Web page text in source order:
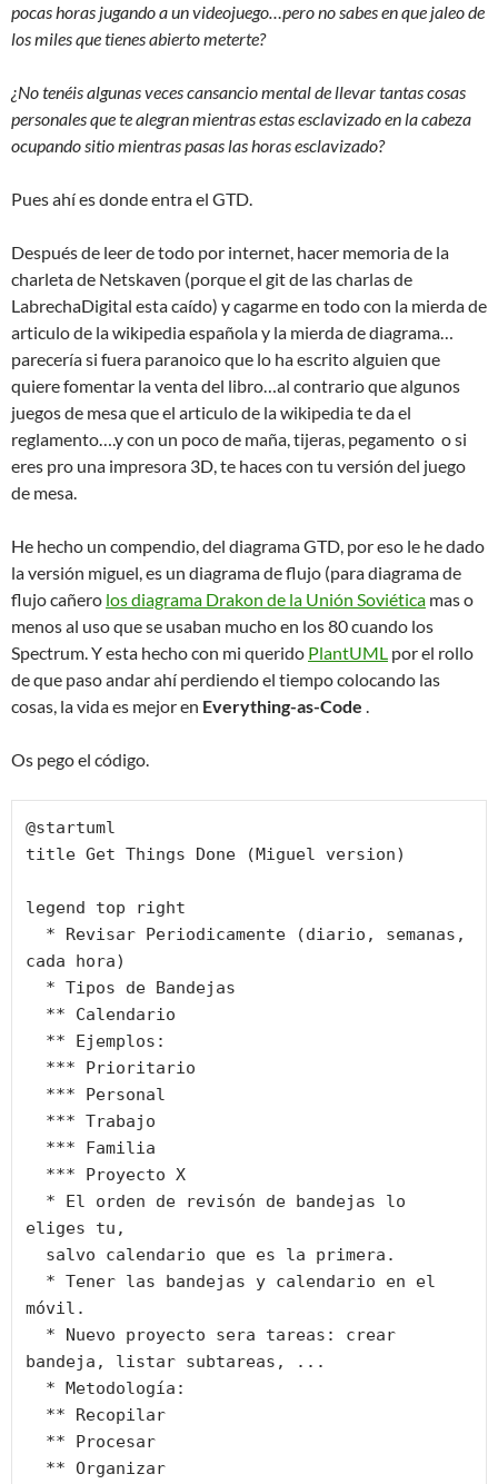
pocas horas jugando a un videojuego…pero no sabes en que jaleo de
los miles que tienes abierto meterte?
¿No tenéis algunas veces cansancio mental de llevar tantas cosas
personales que te alegran mientras estas esclavizado en la cabeza
ocupando sitio mientras pasas las horas esclavizado?
Pues ahí es donde entra el GTD.
Después de leer de todo por internet, hacer memoria de la
charleta de Netskaven (porque el git de las charlas de
LabrechaDigital esta caído) y cagarme en todo con la mierda de
articulo de la wikipedia española y la mierda de diagrama…
parecería si fuera paranoico que lo ha escrito alguien que
quiere fomentar la venta del libro…al contrario que algunos
juegos de mesa que el articulo de la wikipedia te da el
reglamento….y con un poco de maña, tijeras, pegamento o si
eres pro una impresora 3D, te haces con tu versión del juego
de mesa.
He hecho un compendio, del diagrama GTD, por eso le he dado
la versión miguel, es un diagrama de flujo (para diagrama de
flujo cañero los diagrama Drakon de la Unión Soviética mas o
menos al uso que se usaban mucho en los 80 cuando los
Spectrum. Y esta hecho con mi querido PlantUML por el rollo
de que paso andar ahí perdiendo el tiempo colocando las
cosas, la vida es mejor en Everything-as-Code .
Os pego el código.
@startuml
title Get Things Done (Miguel version)
legend top right
cada hora)
eliges tu,
móvil.
bandeja, listar subtareas, ...